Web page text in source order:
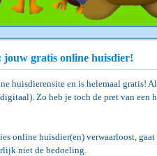
jouw gratis online huisdier!
huisdierensite en is helemaal gratis!
Zo heb je toch de pret van een
online huisdier(en) verwaarloost,
niet de bedoeling.